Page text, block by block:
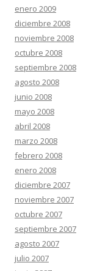
enero 2009
diciembre 2008
noviembre 2008
octubre 2008
septiembre 2008
agosto 2008
junio 2008
mayo 2008
abril 2008
marzo 2008
febrero 2008
enero 2008
diciembre 2007
noviembre 2007
octubre 2007
septiembre 2007
agosto 2007
julio 2007